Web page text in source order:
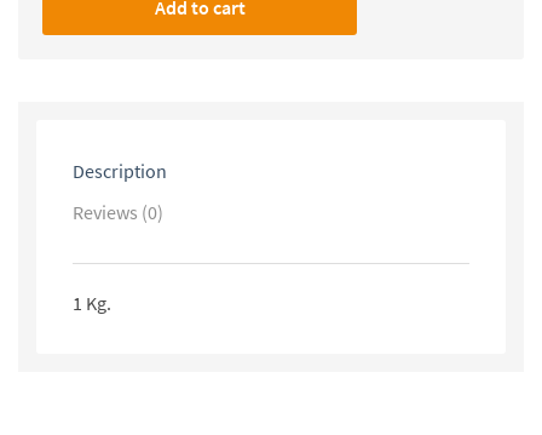
Add to cart
Description
Reviews (0)
1 Kg.